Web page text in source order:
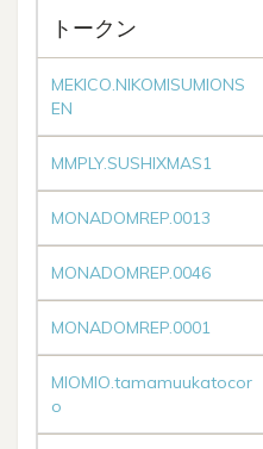
トークン
MEKICO.NIKOMISUMIONS
EN
MMPLY.SUSHIXMAS1
MONADOMREP.0013
MONADOMREP.0046
MONADOMREP.0001
MIOMIO.tamamuukatocor
o